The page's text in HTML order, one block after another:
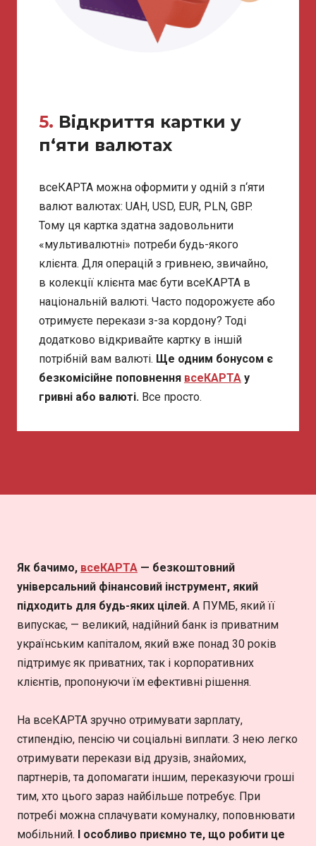
5. Відкриття картки у
п‘яти валютах
всеКАРТА можна оформити у одній з п‘яти
валют валютах: UAH, USD, EUR, PLN, GBP.
Тому ця картка здатна задовольнити
«мультивалютні» потреби будь-якого
клієнта. Для операцій з гривнею, звичайно,
в колекції клієнта має бути всеКАРТА в
національній валюті. Часто подорожуєте або
отримуєте перекази з-за кордону? Тоді
додатково відкривайте картку в іншій
потрібній вам валюті. Ще одним бонусом є
безкомісійне поповнення всеКАРТА у
гривні або валюті. Все просто.
Як бачимо, всеКАРТА — безкоштовний
універсальний фінансовий інструмент, який
підходить для будь-яких цілей. А ПУМБ, який її
випускає, — великий, надійний банк із приватним
українським капіталом, який вже понад 30 років
підтримує як приватних, так і корпоративних
клієнтів, пропонуючи їм ефективні рішення.
На всеКАРТА зручно отримувати зарплату,
стипендію, пенсію чи соціальні виплати. З нею легко
отримувати перекази від друзів, знайомих,
партнерів, та допомагати іншим, переказуючи гроші
тим, хто цього зараз найбільше потребує. При
потребі можна сплачувати комуналку, поповнювати
мобільний. І особливо приємно те, що робити це